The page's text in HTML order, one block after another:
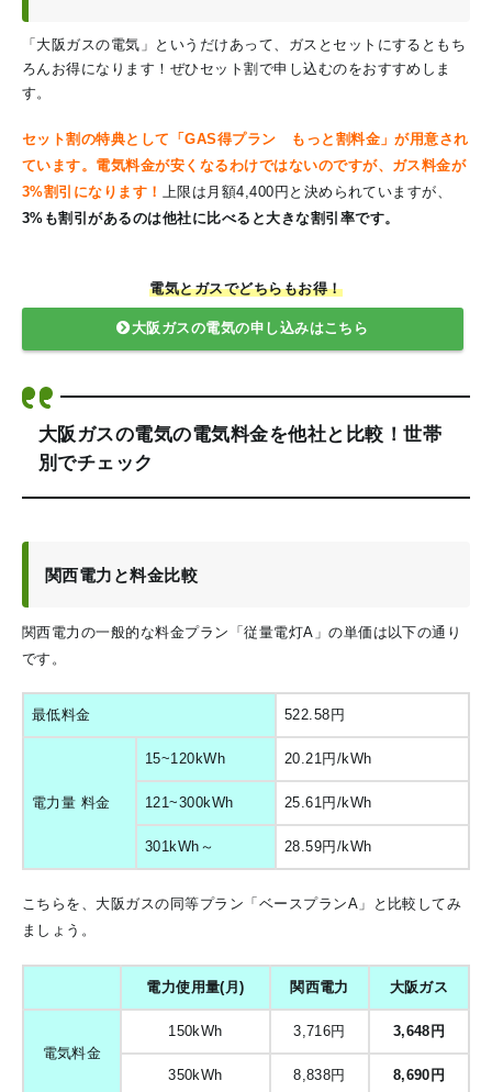
「大阪ガスの電気」というだけあって、ガスとセットにするともち
ろんお得になります！ぜひセット割で申し込むのをおすすめしま
す。
セット割の特典として「GAS得プラン もっと割料金」が用意され
ています。電気料金が安くなるわけではないのですが、ガス料金が
3%割引になります！ 上限は月額4,400円と決められていますが、
3%も割引があるのは他社に比べると大きな割引率です。
電気とガスでどちらもお得！
大阪ガスの電気の申し込みはこちら
大阪ガスの電気の電気料金を他社と比較！世帯
別でチェック
関西電力と料金比較
関西電力の一般的な料金プラン「従量電灯A」の単価は以下の通り
です。
最低料金 522.58円
電力量 料金
15~120kWh 20.21円/kWh
121~300kWh 25.61円/kWh
301kWh～ 28.59円/kWh
こちらを、大阪ガスの同等プラン「ベースプランA」と比較してみ
ましょう。
電力使用量(月) 関西電力 大阪ガス
電気料金
150kWh 3,716円 3,648円
350kWh 8,838円 8,690円